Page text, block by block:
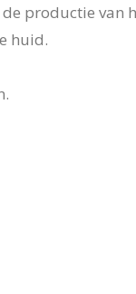
productie
huid.